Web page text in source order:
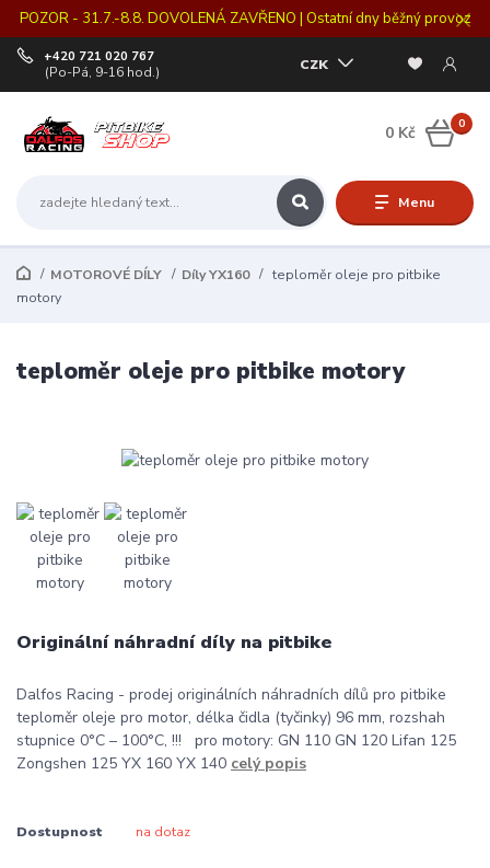
POZOR - 31.7.-8.8. DOVOLENÁ ZAVŘENO | Ostatní dny běžný provoz
Menu
CZK
+420 721 020 767
(Po-Pá, 9-16 hod.)
0
0 Kč
MOTOROVÉ DÍLY Díly YX160
teploměr oleje pro pitbike
motory
teploměr oleje pro pitbike motory
Originální náhradní díly na pitbike
Dalfos Racing - prodej originálních náhradních dílů pro pitbike
teploměr oleje pro motor, délka čidla (tyčinky) 96 mm, rozshah
stupnice 0°C – 100°C, !!! pro motory: GN 110 GN 120 Lifan 125
Zongshen 125 YX 160 YX 140 celý popis
Dostupnost na dotaz